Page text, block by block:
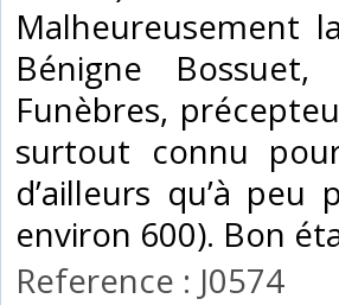
Malheureusement
Bénigne
Funèbres,
surtout connu
d’ailleurs qu’à
environ 600). Bon
Reference : J0574